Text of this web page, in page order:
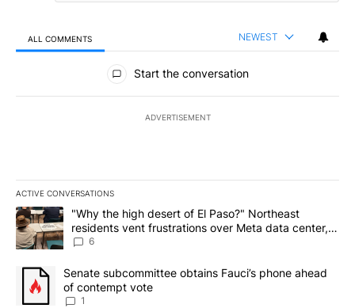
ALL COMMENTS NEWEST
All Comments
Start the conversation
ADVERTISEMENT
ACTIVE CONVERSATIONS
The following is a list of the most commented articles in the last
A trending article titled ""Why the high desert of El Paso?"
"Why the high desert of El Paso?" Northeast
residents vent frustrations over Meta data center,
utilities
6
A trending article titled "Senate subcommittee obtains Fauci’s
Senate subcommittee obtains Fauci’s phone ahead
of contempt vote
1